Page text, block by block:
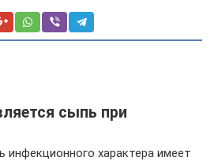
сыпь при
инфекционного характера имеет